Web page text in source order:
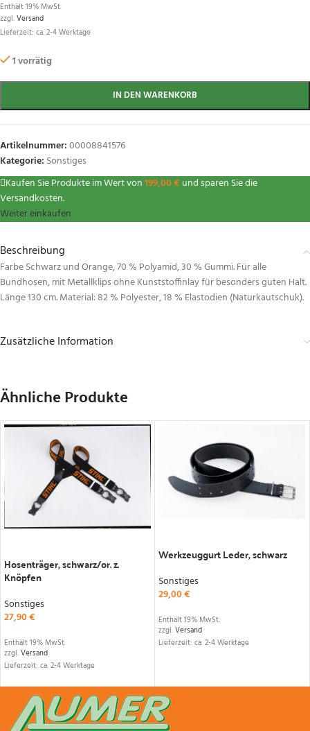
Enthält 19% MwSt.
zzgl.Versand
Lieferzeit: ca. 2-4 Werktage
1 vorrätig
IN DEN WARENKORB
Artikelnummer:00008841576
Kategorie: Sonstiges
Kaufen Sie Produkte im Wert von199,00€ und sparen Sie die
Versandkosten.
Weiter einkaufen
Beschreibung
Farbe Schwarz und Orange, 70 % Polyamid, 30 % Gummi. Für alle
Bundhosen, mit Metallklips ohne Kunststoffinlay für besonders guten Halt.
Länge 130 cm. Material: 82 % Polyester, 18 % Elastodien (Naturkautschuk).
Zusätzliche Information
Ähnliche Produkte
Hosenträger, schwarz/or. z.
Knöpfen
Sonstiges
27,90€
Enthält 19% MwSt.
zzgl.Versand
Lieferzeit: ca. 2-4 Werktage
Werkzeuggurt Leder, schwarz
Sonstiges
29,00€
Enthält 19% MwSt.
zzgl.Versand
Lieferzeit: ca. 2-4 Werktage